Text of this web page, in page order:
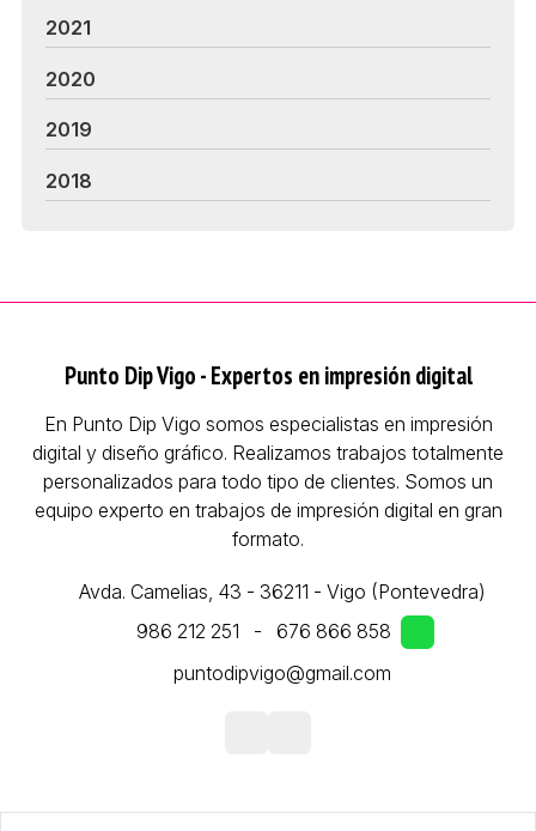
2021
2020
2019
2018
Punto Dip Vigo - Expertos en impresión digital
En Punto Dip Vigo somos especialistas en impresión
digital y diseño gráfico. Realizamos trabajos totalmente
personalizados para todo tipo de clientes. Somos un
equipo experto en trabajos de impresión digital en gran
formato.
Avda. Camelias, 43 - 36211 - Vigo (Pontevedra)
986 212 251
-
676 866 858
puntodipvigo@gmail.com